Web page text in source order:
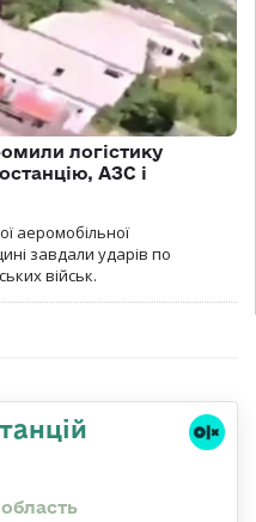
логістику
АЗС і
аеромобільної
завдали ударів по
військ.